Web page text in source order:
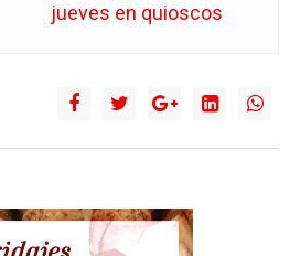
jueves en quioscos